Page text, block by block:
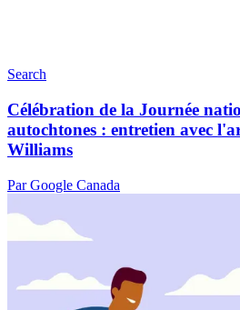
Search
Célébration de la Journée
autochtones : entretien avec
Williams
Par Google Canada